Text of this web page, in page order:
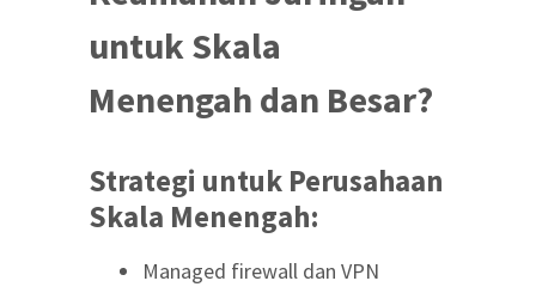
untuk Skala
Menengah dan Besar?
Strategi untuk Perusahaan
Skala Menengah:
Managed firewall dan VPN